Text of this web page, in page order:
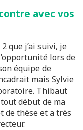
avec vos
que j’ai suivi, je
lors de
équipe de
mais Sylvie
Thibaut
début de ma
de thèse et a très